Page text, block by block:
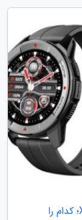
ساعت هوشمند میبرو لایت در مقابل میبرو X1؛ کدام را